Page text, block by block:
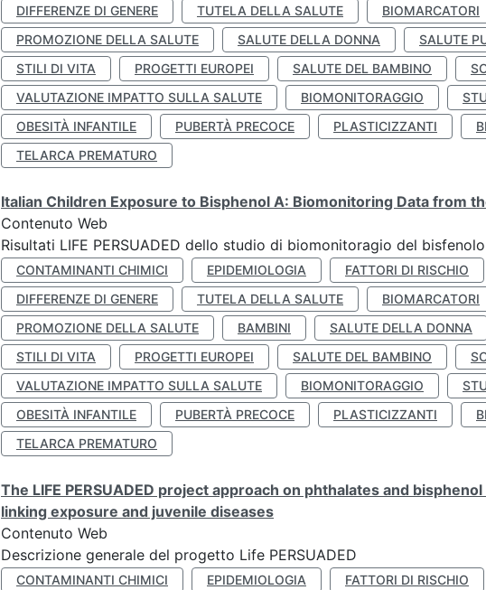
DIFFERENZE DI GENERE
TUTELA DELLA SALUTE BIOMARCATORI
PROMOZIONE DELLA SALUTE
SALUTE DELLA DONNA SALUTE
STILI DI VITA
PROGETTI EUROPEI SALUTE DEL BAMBINO
VALUTAZIONE IMPATTO SULLA SALUTE
BIOMONITORAGGIO
OBESITÀ INFANTILE
PUBERTÀ PRECOCE PLASTICIZZANTI
TELARCA PREMATURO
Italian Children Exposure to Bisphenol A: Biomonitoring Data from
Contenuto Web
Risultati LIFE PERSUADED dello studio di biomonitoragio del
CONTAMINANTI CHIMICI EPIDEMIOLOGIA FATTORI DI RISCHIO
DIFFERENZE DI GENERE
TUTELA DELLA SALUTE BIOMARCATORI
PROMOZIONE DELLA SALUTE
BAMBINI SALUTE DELLA DONNA
STILI DI VITA
PROGETTI EUROPEI SALUTE DEL BAMBINO
VALUTAZIONE IMPATTO SULLA SALUTE
BIOMONITORAGGIO
OBESITÀ INFANTILE
PUBERTÀ PRECOCE PLASTICIZZANTI
TELARCA PREMATURO
The LIFE PERSUADED project approach on phthalates and
linking exposure and juvenile diseases
Contenuto Web
Descrizione generale del progetto Life PERSUADED
CONTAMINANTI CHIMICI EPIDEMIOLOGIA FATTORI DI RISCHIO